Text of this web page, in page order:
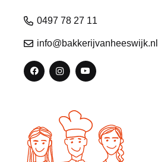
0497 78 27 11
info@bakkerijvanheeswijk.nl